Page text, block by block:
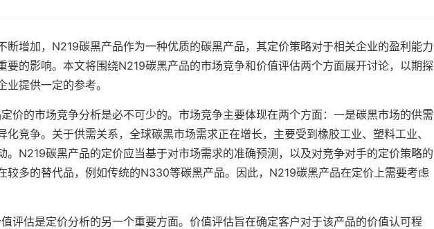
断增加，N219碳黑产品作为一种优质的碳黑产品，其定价策略对于相关企业的盈利能力
要的影响。本文将围绕N219碳黑产品的市场竞争和价值评估两个方面展开讨论，以期探
提供一定的参考。
价的市场竞争分析是必不可少的。市场竞争主要体现在两个方面：一是碳黑市场的供需
化竞争。关于供需关系，全球碳黑市场需求正在增长，主要受到橡胶工业、塑料工业、
。N219碳黑产品的定价应当基于对市场需求的准确预测，以及对竞争对手的定价策略的
较多的替代品，例如传统的N330等碳黑产品。因此，N219碳黑产品在定价上需要考虑
评估是定价分析的另一个重要方面。价值评估旨在确定客户对于该产品的价值认可程